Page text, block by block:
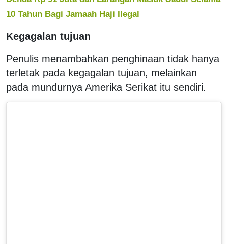
10 Tahun Bagi Jamaah Haji Ilegal
Kegagalan tujuan
Penulis menambahkan penghinaan tidak hanya
terletak pada kegagalan tujuan, melainkan
pada mundurnya Amerika Serikat itu sendiri.